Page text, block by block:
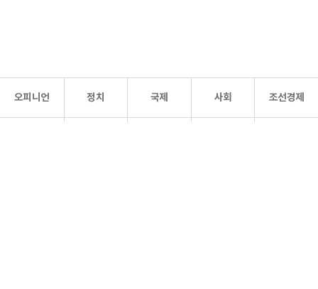
오피니언 정치 국제 사회 조선경제